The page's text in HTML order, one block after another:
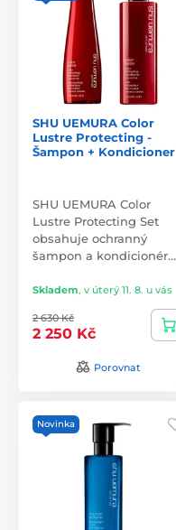
SHU UEMURA Color
Lustre Protecting -
Šampon + Kondicioner
SHU UEMURA Color
Lustre Protecting Set
obsahuje ochranný
šampon a kondicionér…
Skladem, v úterý 11. 8. u vás
2 630 Kč
2 250 Kč
Porovnat
Novinka